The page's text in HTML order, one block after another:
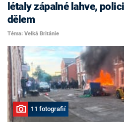
létaly zápalné lahve,
dělem
Téma: Velká Británie
11 fotografií